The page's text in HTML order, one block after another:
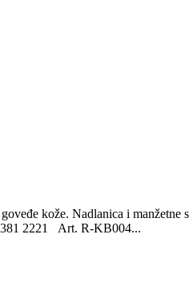
kože. Nadlanica i
381 2221 Art. R-KB004...